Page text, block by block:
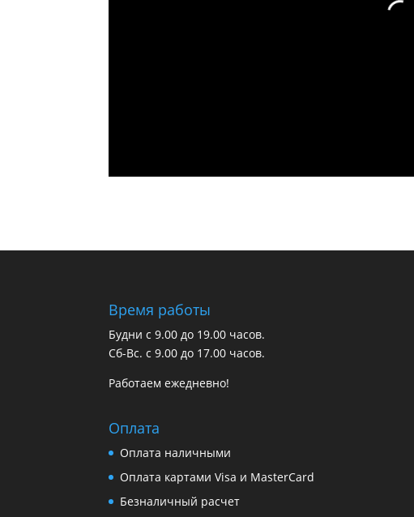
Время работы
Будни с 9.00 до 19.00 часов.
Сб-Вс. с 9.00 до 17.00 часов.
Работаем ежедневно!
Оплата
Оплата наличными
Оплата картами Visa и MasterCard
Безналичный расчет